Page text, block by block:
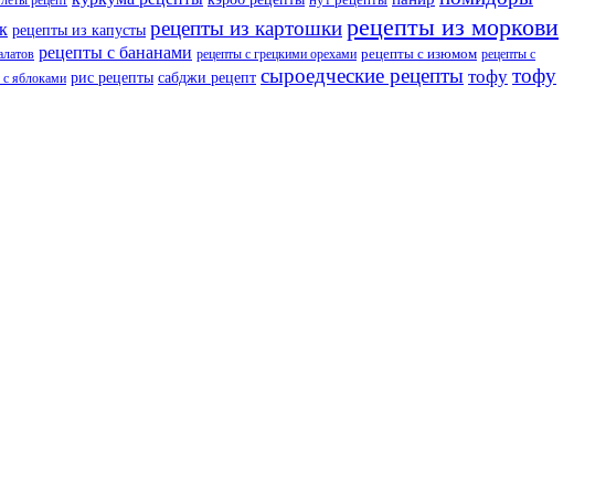
рецепты из капусты рецепты из картошкирецепты из моркови
рецепты с бананами рецепты с грецкими орехами рецепты с изюмом рецепты с
с яблоками рис рецепты сабджи рецепт сыроедческие рецепты тофу тофу